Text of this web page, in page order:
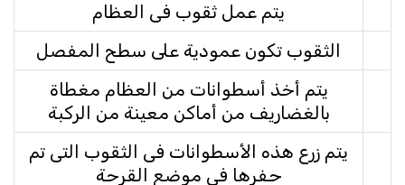
يتم عمل ثقوب فى العظام
الثقوب تكون عمودية على سطح المفصل
يتم أخذ أسطوانات من العظام مغطاة
بالغضاريف من أماكن معينة من الركبة
يتم زرع هذه الأسطوانات فى الثقوب التى تم
حفرها فى موضع القرحة